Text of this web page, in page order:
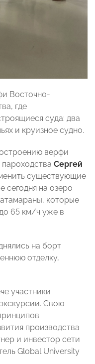
Восточно-
где
суда: два
и круизное судно.
верфи
Сергей
существующие
сегодня на озеро
которые
65 км/ч уже в
на борт
отделку,
участники
Свою
производства
и инвестор сети
Global University